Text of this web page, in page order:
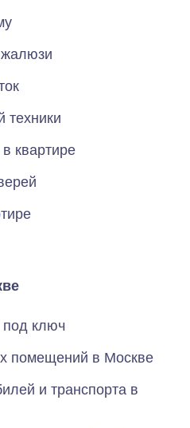
жалюзи
техники
квартире
под ключ
помещений в Москве
и транспорта в